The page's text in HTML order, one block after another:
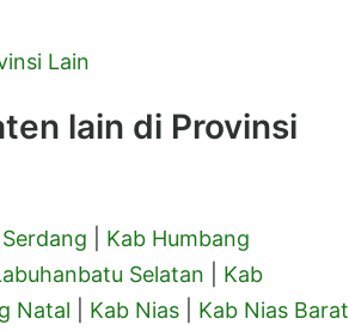
Lain
lain di Provinsi
Kab Humbang
Selatan
Kab
Natal Kab Nias Kab Nias Barat